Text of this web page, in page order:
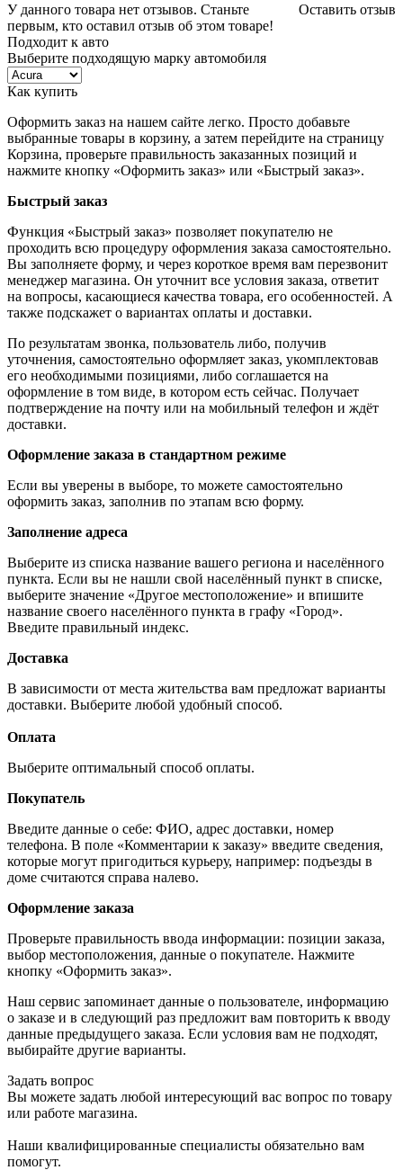
Оставить отзыв
У данного товара нет отзывов. Станьте
первым, кто оставил отзыв об этом товаре!
Подходит к авто
Выберите подходящую марку автомобиля
Как купить
Оформить заказ на нашем сайте легко. Просто добавьте
выбранные товары в корзину, а затем перейдите на страницу
Корзина, проверьте правильность заказанных позиций и
нажмите кнопку «Оформить заказ» или «Быстрый заказ».
Быстрый заказ
Функция «Быстрый заказ» позволяет покупателю не
проходить всю процедуру оформления заказа самостоятельно.
Вы заполняете форму, и через короткое время вам перезвонит
менеджер магазина. Он уточнит все условия заказа, ответит
на вопросы, касающиеся качества товара, его особенностей. А
также подскажет о вариантах оплаты и доставки.
По результатам звонка, пользователь либо, получив
уточнения, самостоятельно оформляет заказ, укомплектовав
его необходимыми позициями, либо соглашается на
оформление в том виде, в котором есть сейчас. Получает
подтверждение на почту или на мобильный телефон и ждёт
доставки.
Оформление заказа в стандартном режиме
Если вы уверены в выборе, то можете самостоятельно
оформить заказ, заполнив по этапам всю форму.
Заполнение адреса
Выберите из списка название вашего региона и населённого
пункта. Если вы не нашли свой населённый пункт в списке,
выберите значение «Другое местоположение» и впишите
название своего населённого пункта в графу «Город».
Введите правильный индекс.
Доставка
В зависимости от места жительства вам предложат варианты
доставки. Выберите любой удобный способ.
Оплата
Выберите оптимальный способ оплаты.
Покупатель
Введите данные о себе: ФИО, адрес доставки, номер
телефона. В поле «Комментарии к заказу» введите сведения,
которые могут пригодиться курьеру, например: подъезды в
доме считаются справа налево.
Оформление заказа
Проверьте правильность ввода информации: позиции заказа,
выбор местоположения, данные о покупателе. Нажмите
кнопку «Оформить заказ».
Наш сервис запоминает данные о пользователе, информацию
о заказе и в следующий раз предложит вам повторить к вводу
данные предыдущего заказа. Если условия вам не подходят,
выбирайте другие варианты.
Задать вопрос
Вы можете задать любой интересующий вас вопрос по товару
или работе магазина.
Наши квалифицированные специалисты обязательно вам
помогут.